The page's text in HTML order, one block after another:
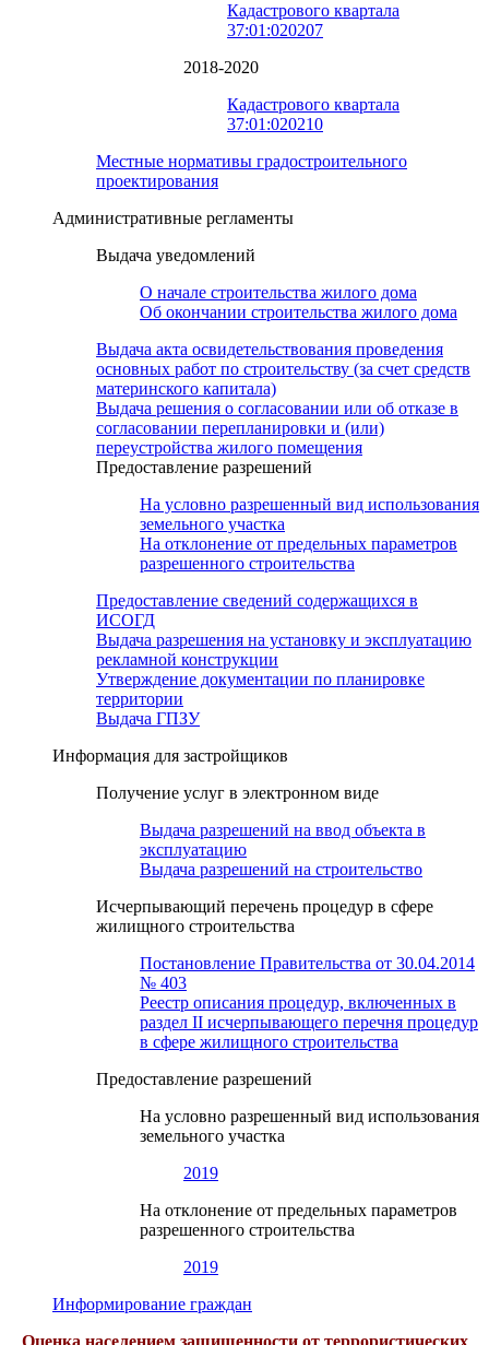
Кадастрового квартала
37:01:020207
2018-2020
Кадастрового квартала
37:01:020210
Местные нормативы градостроительного
проектирования
Административные регламенты
Выдача уведомлений
О начале строительства жилого дома
Об окончании строительства жилого дома
Выдача акта освидетельствования проведения
основных работ по строительству (за счет средств
материнского капитала)
Выдача решения о согласовании или об отказе в
согласовании перепланировки и (или)
переустройства жилого помещения
Предоставление разрешений
На условно разрешенный вид использования
земельного участка
На отклонение от предельных параметров
разрешенного строительства
Предоставление сведений содержащихся в
ИСОГД
Выдача разрешения на установку и эксплуатацию
рекламной конструкции
Утверждение документации по планировке
территории
Выдача ГПЗУ
Информация для застройщиков
Получение услуг в электронном виде
Выдача разрешений на ввод объекта в
эксплуатацию
Выдача разрешений на строительство
Исчерпывающий перечень процедур в сфере
жилищного строительства
Постановление Правительства от 30.04.2014
№ 403
Реестр описания процедур, включенных в
раздел II исчерпывающего перечня процедур
в сфере жилищного строительства
Предоставление разрешений
На условно разрешенный вид использования
земельного участка
2019
На отклонение от предельных параметров
разрешенного строительства
2019
Информирование граждан
Оценка населением защищенности от террористических